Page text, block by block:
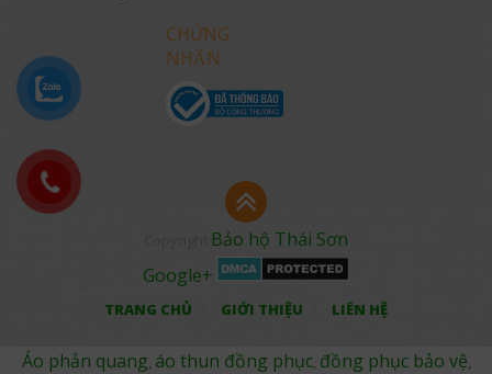
CHỨNG
NHẬN
Bảo hộ Thái Sơn
Google+
TRANG CHỦ GIỚI THIỆU LIÊN HỆ
Áo phản quang, áo thun đồng phục, đồng phục bảo vệ,